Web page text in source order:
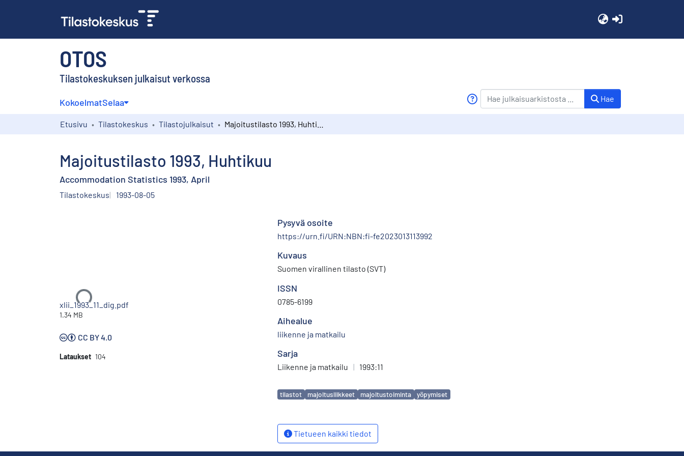
OTOS
Tilastokeskuksen julkaisut verkossa
KokoelmatSelaa Hae
Etusivu Tilastokeskus Tilastojulkaisut
Majoitustilasto 1993, Huhtikuu
Accommodation Statistics 1993, April
Tilastokeskus 1993-08-05
Ladataan...
xlii_1993_11_dig.pdf
1.34 MB
CC BY 4.0
Lataukset 104
Pysyvä osoite
https://urn.fi/URN:NBN:fi-fe2023013113992
Kuvaus
Suomen virallinen tilasto (SVT)
ISSN
0785-6199
Aihealue
liikenne ja matkailu
Sarja
Liikenne ja matkailu | 1993:11
Avainsanat
tilastot majoitusliikkeet majoitustoiminta yöpymiset
Tietueen kaikki tiedot